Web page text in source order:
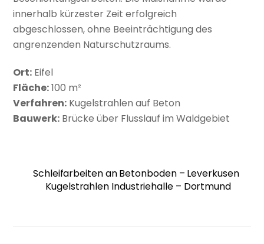
innerhalb kürzester Zeit erfolgreich
abgeschlossen, ohne Beeinträchtigung des
angrenzenden Naturschutzraums.
Ort: Eifel
Fläche:100 m²
Verfahren: Kugelstrahlen auf Beton
Bauwerk: Brücke über Flusslauf im Waldgebiet
Schleifarbeiten an Betonboden – Leverkusen
Kugelstrahlen Industriehalle – Dortmund